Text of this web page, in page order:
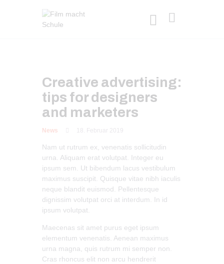
Creative advertising:
tips for designers
and marketers
News 18. Februar 2019
Nam ut rutrum ex, venenatis sollicitudin
urna. Aliquam erat volutpat. Integer eu
ipsum sem. Ut bibendum lacus vestibulum
maximus suscipit. Quisque vitae nibh iaculis
neque blandit euismod. Pellentesque
dignissim volutpat orci at interdum. In id
ipsum volutpat.
Maecenas sit amet purus eget ipsum
elementum venenatis. Aenean maximus
urna magna, quis rutrum mi semper non.
Cras rhoncus elit non arcu hendrerit